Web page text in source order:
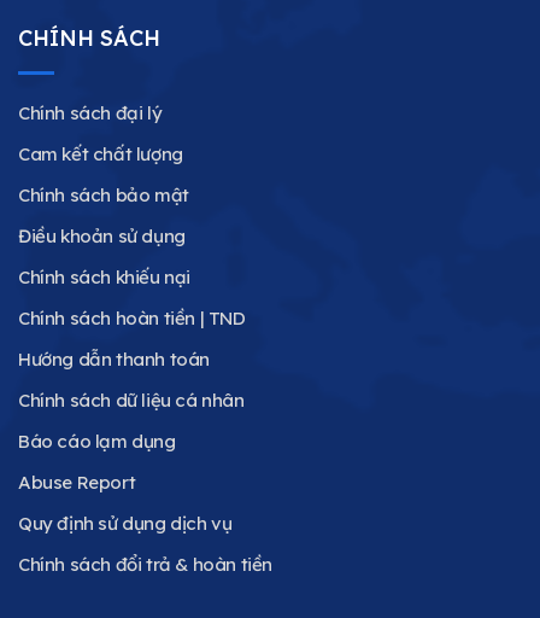
CHÍNH SÁCH
Chính sách đại lý
Cam kết chất lượng
Chính sách bảo mật
Điều khoản sử dụng
Chính sách khiếu nại
Chính sách hoàn tiền | TND
Hướng dẫn thanh toán
Chính sách dữ liệu cá nhân
Báo cáo lạm dụng
Abuse Report
Quy định sử dụng dịch vụ
Chính sách đổi trả & hoàn tiền